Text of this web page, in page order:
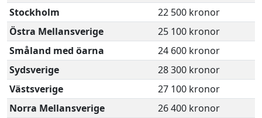
Stockholm
22 500 kronor
Östra Mellansverige
25 100 kronor
Småland med öarna
24 600 kronor
Sydsverige
28 300 kronor
Västsverige
27 100 kronor
Norra Mellansverige
26 400 kronor